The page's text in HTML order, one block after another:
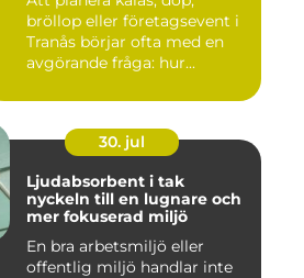
bröllop eller företagsevent i
Tranås börjar ofta med en
avgörande fråga: hur...
30. jul
Ljudabsorbent i tak
nyckeln till en lugnare och
mer fokuserad miljö
En bra arbetsmiljö eller
offentlig miljö handlar inte